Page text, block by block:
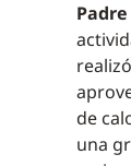
de
una